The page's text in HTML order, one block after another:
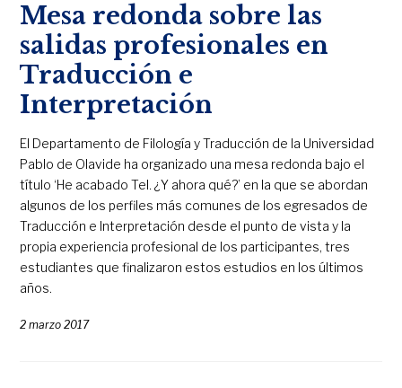
Mesa redonda sobre las
salidas profesionales en
Traducción e
Interpretación
El Departamento de Filología y Traducción de la Universidad
Pablo de Olavide ha organizado una mesa redonda bajo el
título ‘He acabado TeI. ¿Y ahora qué?’ en la que se abordan
algunos de los perfiles más comunes de los egresados de
Traducción e Interpretación desde el punto de vista y la
propia experiencia profesional de los participantes, tres
estudiantes que finalizaron estos estudios en los últimos
años.
2 marzo 2017